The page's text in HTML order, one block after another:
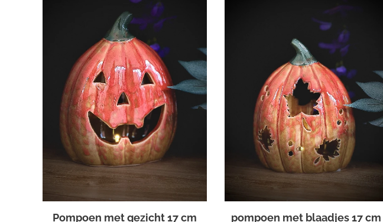
Pompoen met gezicht 17 cm pompoen met blaadjes 17 cm